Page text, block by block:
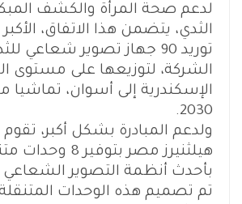
لدعم صحة المرأة والكشف
الثدي، يتضمن هذا الاتفاق،
توريد 90 جهاز تصوير
الشركة، لتوزيعها على مستوى
الإسكندرية إلى أسوان،
2030.
ولدعم المبادرة بشكل أكبر،
هيلثنيرز مصر
بأحدث أنظمة التصوير الشعاعي
تم تصميم هذه الوحدات